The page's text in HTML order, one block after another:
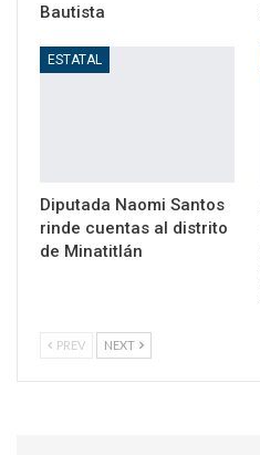
Bautista
ESTATAL
Diputada Naomi Santos
rinde cuentas al distrito
de Minatitlán
PREV NEXT